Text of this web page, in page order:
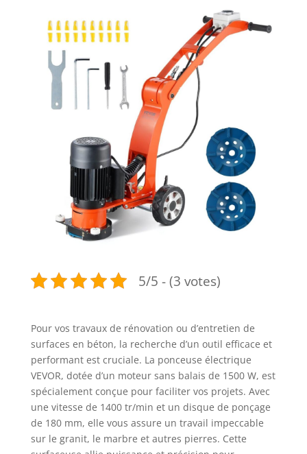
5/5 - (3 votes)
Pour vos travaux de rénovation ou d’entretien de
surfaces en béton, la recherche d’un outil efficace et
performant est cruciale. La ponceuse électrique
VEVOR, dotée d’un moteur sans balais de 1500 W, est
spécialement conçue pour faciliter vos projets. Avec
une vitesse de 1400 tr/min et un disque de ponçage
de 180 mm, elle vous assure un travail impeccable
sur le granit, le marbre et autres pierres. Cette